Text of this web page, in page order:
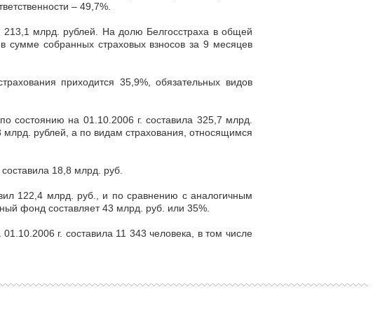
– 49,7%.
213,1 млрд. рублей. На долю Белгосстраха в общей
сумме собранных страховых взносов за 9 месяцев
приходится 35,9%, обязательных видов
состоянию на 01.10.2006 г. составила 325,7 млрд.
рублей, а по видам страхования, относящимся
18,8 млрд. руб.
122,4 млрд. руб., и по сравнению с аналогичным
фонд составляет 43 млрд. руб. или 35%.
г. составила 11 343 человека, в том числе